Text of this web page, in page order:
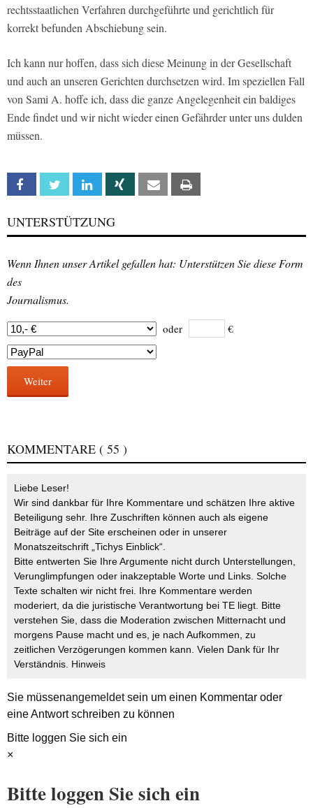
rechtsstaatlichen Verfahren durchgeführte und gerichtlich für
korrekt befunden Abschiebung sein.
Ich kann nur hoffen, dass sich diese Meinung in der Gesellschaft
und auch an unseren Gerichten durchsetzen wird. Im speziellen Fall
von Sami A. hoffe ich, dass die ganze Angelegenheit ein baldiges
Ende findet und wir nicht wieder einen Gefährder unter uns dulden
müssen.
Facebook Twitter Linkedin Xing Email
UNTERSTÜTZUNG
Wenn Ihnen unser Artikel gefallen hat: Unterstützen Sie diese Form
des
Journalismus.
oder €
Weiter
KOMMENTARE ( 55 )
Liebe Leser!
Wir sind dankbar für Ihre Kommentare und schätzen Ihre aktive
Beteiligung sehr. Ihre Zuschriften können auch als eigene
Beiträge auf der Site erscheinen oder in unserer
Monatszeitschrift „Tichys Einblick“.
Bitte entwerten Sie Ihre Argumente nicht durch Unterstellungen,
Verunglimpfungen oder inakzeptable Worte und Links. Solche
Texte schalten wir nicht frei. Ihre Kommentare werden
moderiert, da die juristische Verantwortung bei TE liegt. Bitte
verstehen Sie, dass die Moderation zwischen Mitternacht und
morgens Pause macht und es, je nach Aufkommen, zu
zeitlichen Verzögerungen kommen kann. Vielen Dank für Ihr
Verständnis. Hinweis
Sie müssenangemeldetsein um einen Kommentar oder
eine Antwort schreiben zu können
Bitte loggen Sie sich ein
×
Bitte loggen Sie sich ein